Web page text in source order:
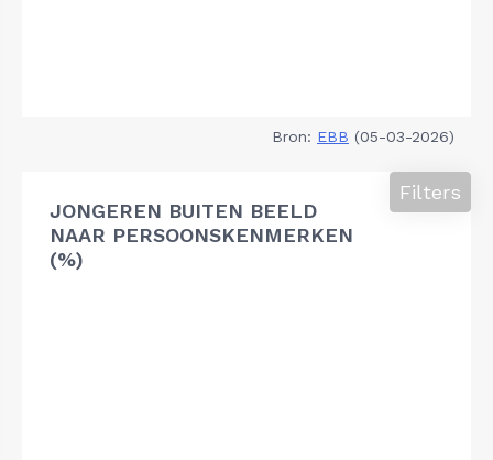
Bron: EBB (05-03-2026)
JONGEREN BUITEN BEELD
NAAR PERSOONSKENMERKEN
(%)
Filters